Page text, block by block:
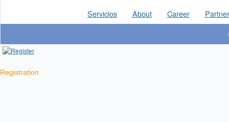
Servicios About Career
Registration